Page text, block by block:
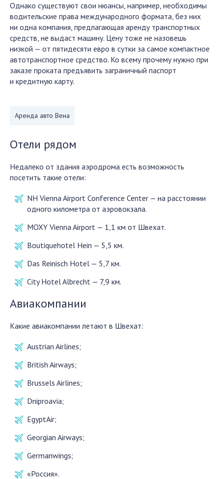
Однако существуют свои нюансы, например, необходимы
водительские права международного формата, без них
ни одна компания, предлагающая аренду транспортных
средств, не выдаст машину. Цену тоже не назовешь
низкой — от пятидесяти евро в сутки за самое компактное
автотранспортное средство. Ко всему прочему нужно при
заказе проката предъявить заграничный паспорт
и кредитную карту.
Аренда авто Вена
Отели рядом
Недалеко от здания аэродрома есть возможность
посетить такие отели:
NH Vienna Airport Conference Center — на расстоянии
одного километра от аэровокзала.
MOXY Vienna Airport — 1,1 км от Швехат.
Boutiquehotel Hein — 5,5 км.
Das Reinisch Hotel — 5,7 км.
City Hotel Albrecht — 7,9 км.
Авиакомпании
Какие авиакомпании летают в Швехат:
Austrian Airlines;
British Airways;
Brussels Airlines;
Dniproavia;
EgyptAir;
Georgian Airways;
Germanwings;
«Россия».